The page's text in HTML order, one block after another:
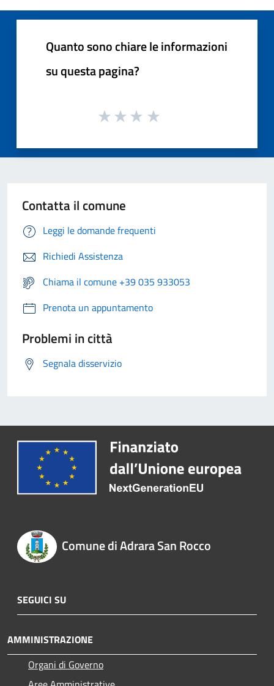
Quanto sono chiare le informazioni
su questa pagina?
Contatta il comune
Leggi le domande frequenti
Richiedi Assistenza
Chiama il comune +39 035 933053
Prenota un appuntamento
Problemi in città
Segnala disservizio
Comune di Adrara San Rocco
SEGUICI SU
AMMINISTRAZIONE
Organi di Governo